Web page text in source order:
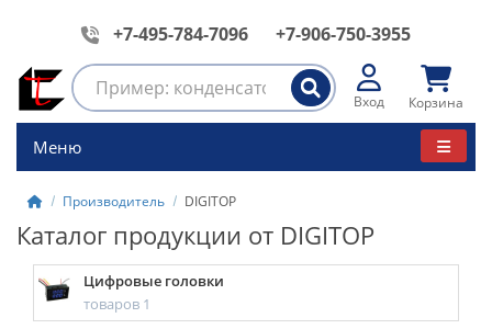
+7-495-784-7096 +7-906-750-3955
Вход Корзина
Меню
Производитель DIGITOP
Каталог продукции от DIGITOP
Цифровые головки
товаров 1